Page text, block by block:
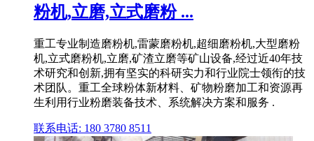
粉机,立磨,立式磨粉 ...
重工专业制造磨粉机,雷蒙磨粉机,超细磨粉机,大型磨粉
机,立式磨粉机,立磨,矿渣立磨等矿山设备,经过近40年技
术研究和创新,拥有坚实的科研实力和行业院士领衔的技
术团队。重工全球粉体新材料、矿物粉磨加工和资源再
生利用行业粉磨装备技术、系统解决方案和服务 .
联系电话: 180 3780 8511